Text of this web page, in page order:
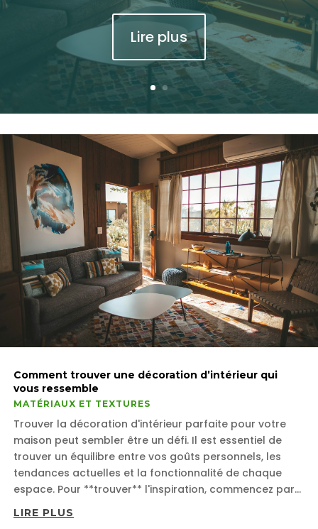
Lire plus
Comment trouver une décoration d’intérieur qui
vous ressemble
MATÉRIAUX ET TEXTURES
Trouver la décoration d'intérieur parfaite pour votre
maison peut sembler être un défi. Il est essentiel de
trouver un équilibre entre vos goûts personnels, les
tendances actuelles et la fonctionnalité de chaque
espace. Pour **trouver** l'inspiration, commencez par...
LIRE PLUS